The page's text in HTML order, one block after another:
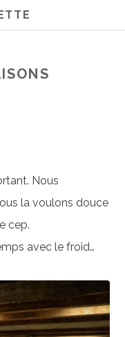
Nous
la voulons douce
cep.
avec le froid…